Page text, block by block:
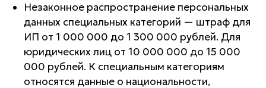
Незаконное распространение персональных
данных специальных категорий — штраф для
ИП от 1 000 000 до 1 300 000 рублей. Для
юридических лиц от 10 000 000 до 15 000
000 рублей. К специальным категориям
относятся данные о национальности,